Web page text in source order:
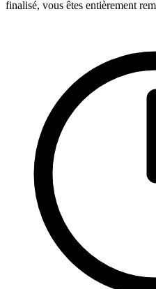
finalisé, vous êtes entièrement